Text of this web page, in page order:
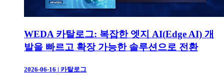
WEDA 카탈로그: 복잡한 엣지 AI(Edge AI) 개
발을 빠르고 확장 가능한 솔루션으로 전환
2026-06-16 | 카탈로그